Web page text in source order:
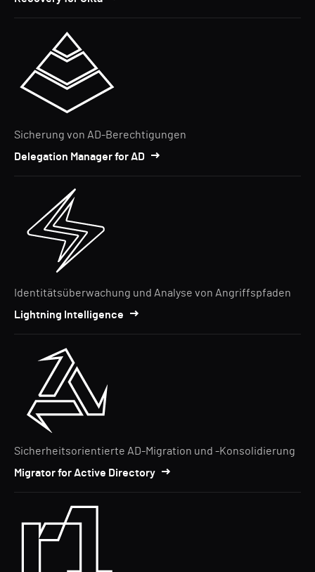
Sicherung von AD-Berechtigungen
Delegation Manager for AD
Identitätsüberwachung und Analyse von Angriffspfaden
Lightning Intelligence
Sicherheitsorientierte AD-Migration und -Konsolidierung
Migrator for Active Directory